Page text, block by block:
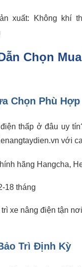
xuất: Không khí
Chọn
Chọn Phù Hợp
thấp ở đâu uy
với
hãng Hangcha,
18 tháng
xe nâng điện tận nơi
Trì Định Kỳ